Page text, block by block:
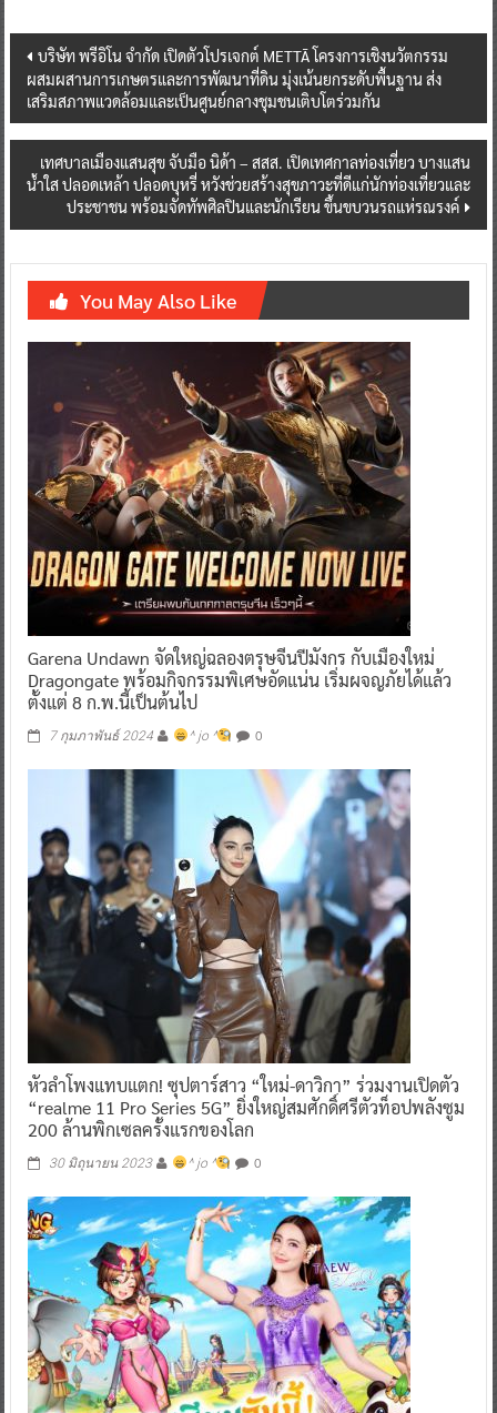
Post
navigation
บริษัท พรีอิโน จำกัด เปิดตัวโปรเจกต์ METTĀ โครงการเชิงนวัตกรรม
ผสมผสานการเกษตรและการพัฒนาที่ดิน มุ่งเน้นยกระดับพื้นฐาน ส่ง
เสริมสภาพแวดล้อมและเป็นศูนย์กลางชุมชนเติบโตร่วมกัน
เทศบาลเมืองแสนสุข จับมือ นิด้า – สสส. เปิดเทศกาลท่องเที่ยว บางแสน
น้ำใส ปลอดเหล้า ปลอดบุหรี่ หวังช่วยสร้างสุขภาวะที่ดีแก่นักท่องเที่ยวและ
ประชาชน พร้อมจัดทัพศิลปินและนักเรียน ขึ้นขบวนรถแห่รณรงค์
You May Also Like
Garena Undawn จัดใหญ่ฉลองตรุษจีนปีมังกร กับเมืองใหม่
Dragongate พร้อมกิจกรรมพิเศษอัดแน่น เริ่มผจญภัยได้แล้ว
ตั้งแต่ 8 ก.พ.นี้เป็นต้นไป
7 กุมภาพันธ์ 2024 ^ jo ^ 0
หัวลำโพงแทบแตก! ซุปตาร์สาว “ใหม่-ดาวิกา” ร่วมงานเปิดตัว
“realme 11 Pro Series 5G” ยิ่งใหญ่สมศักดิ์ศรีตัวท็อปพลังซูม
200 ล้านพิกเซลครั้งแรกของโลก
30 มิถุนายน 2023 ^ jo ^ 0